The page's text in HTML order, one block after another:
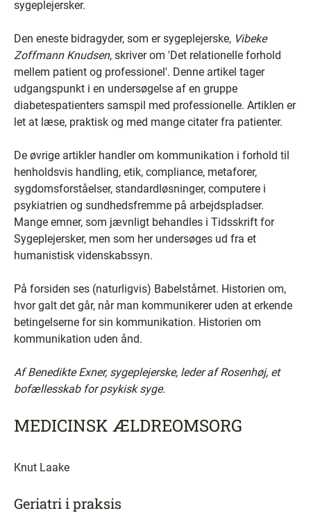
sygeplejersker.
Den eneste bidragyder, som er sygeplejerske, Vibeke
Zoffmann Knudsen, skriver om 'Det relationelle forhold
mellem patient og professionel'. Denne artikel tager
udgangspunkt i en undersøgelse af en gruppe
diabetespatienters samspil med professionelle. Artiklen er
let at læse, praktisk og med mange citater fra patienter.
De øvrige artikler handler om kommunikation i forhold til
henholdsvis handling, etik, compliance, metaforer,
sygdomsforståelser, standardløsninger, computere i
psykiatrien og sundhedsfremme på arbejdspladser.
Mange emner, som jævnligt behandles i Tidsskrift for
Sygeplejersker, men som her undersøges ud fra et
humanistisk videnskabssyn.
På forsiden ses (naturligvis) Babelstårnet. Historien om,
hvor galt det går, når man kommunikerer uden at erkende
betingelserne for sin kommunikation. Historien om
kommunikation uden ånd.
Af Benedikte Exner, sygeplejerske, leder af Rosenhøj, et
bofællesskab for psykisk syge.
MEDICINSK ÆLDREOMSORG
Knut Laake
Geriatri i praksis